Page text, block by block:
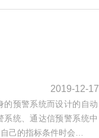
2019-12-17
的预警系统而设计的自动
统、通达信预警系统中
己的指标条件时会…